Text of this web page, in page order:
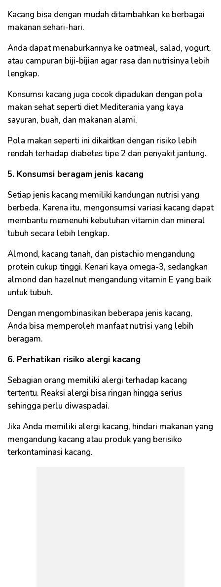
Kacang bisa dengan mudah ditambahkan ke berbagai
makanan sehari-hari.
Anda dapat menaburkannya ke oatmeal, salad, yogurt,
atau campuran biji-bijian agar rasa dan nutrisinya lebih
lengkap.
Konsumsi kacang juga cocok dipadukan dengan pola
makan sehat seperti diet Mediterania yang kaya
sayuran, buah, dan makanan alami.
Pola makan seperti ini dikaitkan dengan risiko lebih
rendah terhadap diabetes tipe 2 dan penyakit jantung.
5. Konsumsi beragam jenis kacang
Setiap jenis kacang memiliki kandungan nutrisi yang
berbeda. Karena itu, mengonsumsi variasi kacang dapat
membantu memenuhi kebutuhan vitamin dan mineral
tubuh secara lebih lengkap.
Almond, kacang tanah, dan pistachio mengandung
protein cukup tinggi. Kenari kaya omega-3, sedangkan
almond dan hazelnut mengandung vitamin E yang baik
untuk tubuh.
Dengan mengombinasikan beberapa jenis kacang,
Anda bisa memperoleh manfaat nutrisi yang lebih
beragam.
6. Perhatikan risiko alergi kacang
Sebagian orang memiliki alergi terhadap kacang
tertentu. Reaksi alergi bisa ringan hingga serius
sehingga perlu diwaspadai.
Jika Anda memiliki alergi kacang, hindari makanan yang
mengandung kacang atau produk yang berisiko
terkontaminasi kacang.